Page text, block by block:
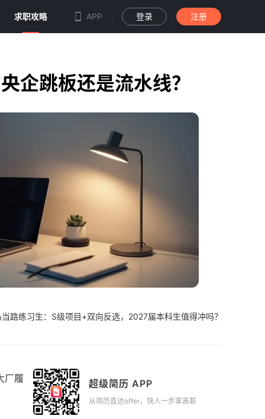
求职攻略 APP 登录 注册
企跳板还是流水线？
路练习生：S级项目+双向反选，2027届本科生值得冲吗？
厂履
超级简历 APP
从简历直达offer，快人一步拿高薪